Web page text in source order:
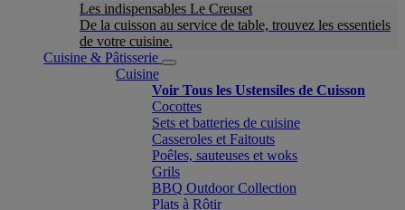
Les indispensables Le Creuset
De la cuisson au service de table, trouvez les essentiels
de votre cuisine.
Cuisine & Pâtisserie
Cuisine
Voir Tous les Ustensiles de Cuisson
Cocottes
Sets et batteries de cuisine
Casseroles et Faitouts
Poêles, sauteuses et woks
Grils
BBQ Outdoor Collection
Plats à Rôtir